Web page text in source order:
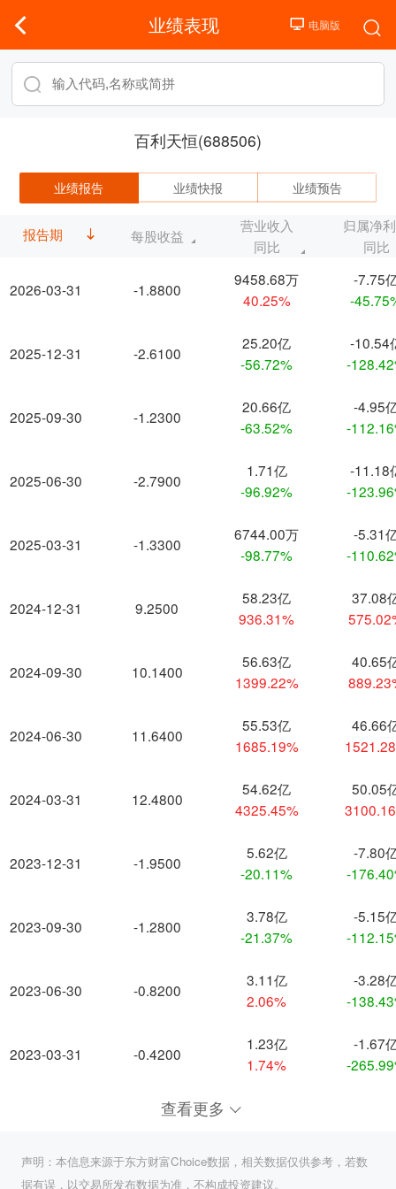
业绩表现
百利天恒(688506)
业绩报告 业绩快报 业绩预告
报告期
2026-03-31
2025-12-31
2025-09-30
2025-06-30
2025-03-31
2024-12-31
2024-09-30
2024-06-30
2024-03-31
2023-12-31
2023-09-30
2023-06-30
2023-03-31
每股收益
营业收入
同比
归属净
同比
-1.8800
9458.68万
40.25%
-7.75
-
-2.6100
25.20亿
-56.72%
-10.54
-
-1.2300
20.66亿
-63.52%
-4.95
-
-2.7900
1.71亿
-96.92%
-11.18
-
-1.3300
6744.00万
-98.77%
-5.31
-
9.2500
58.23亿
936.31%
37.08
10.1400
56.63亿
1399.22%
40.65
11.6400
55.53亿
1685.19%
46.66
12.4800
54.62亿
4325.45%
50.05
-1.9500
5.62亿
-20.11%
-7.80
-
-1.2800
3.78亿
-21.37%
-5.15
-
-0.8200
3.11亿
2.06%
-3.28
-
-0.4200
1.23亿
1.74%
-1.67
-
查看更多
声明：本信息来源于东方财富Choice数据，相关数据仅供参考，若数
据有误，以交易所发布数据为准，不构成投资建议。